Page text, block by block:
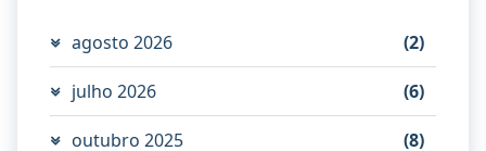
agosto 2026 (2)
julho 2026 (6)
outubro 2025 (8)